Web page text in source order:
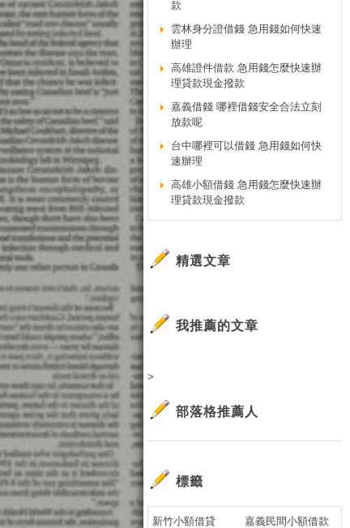
款
雲林身分證借錢 急用錢如何快速
辦理
高雄證件借款 急用錢怎麼快速辦
理貸款現金撥款
嘉義借錢 哪裡借錢安全合法立刻
放款呢
台中哪裡可以借錢 急用錢如何快
速辦理
高雄小額借錢 急用錢怎麼快速辦
理貸款現金撥款
精選文章
我推薦的文章
>
部落格推薦人
標籤
新竹小額借貸
嘉義民間小額借款